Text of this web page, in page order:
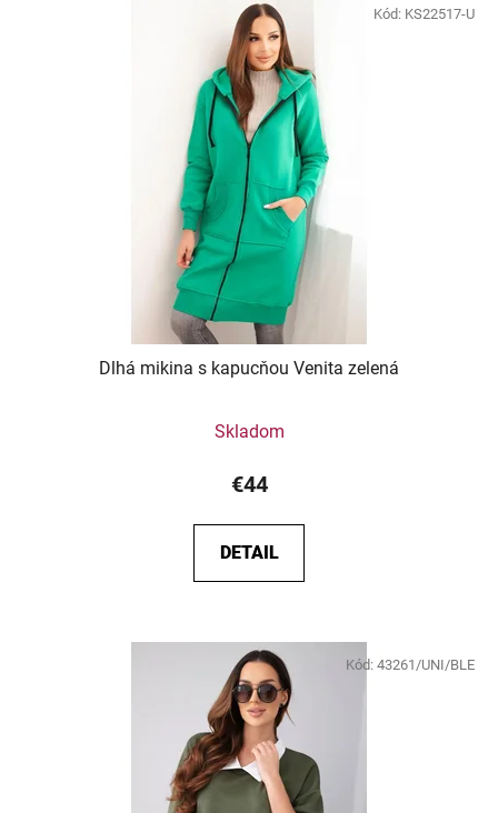
Dlhá mikina s kapucňou Venita zelená
Skladom
€44
DETAIL
Kód: KS22517-U
Kód: 43261/UNI/BLE